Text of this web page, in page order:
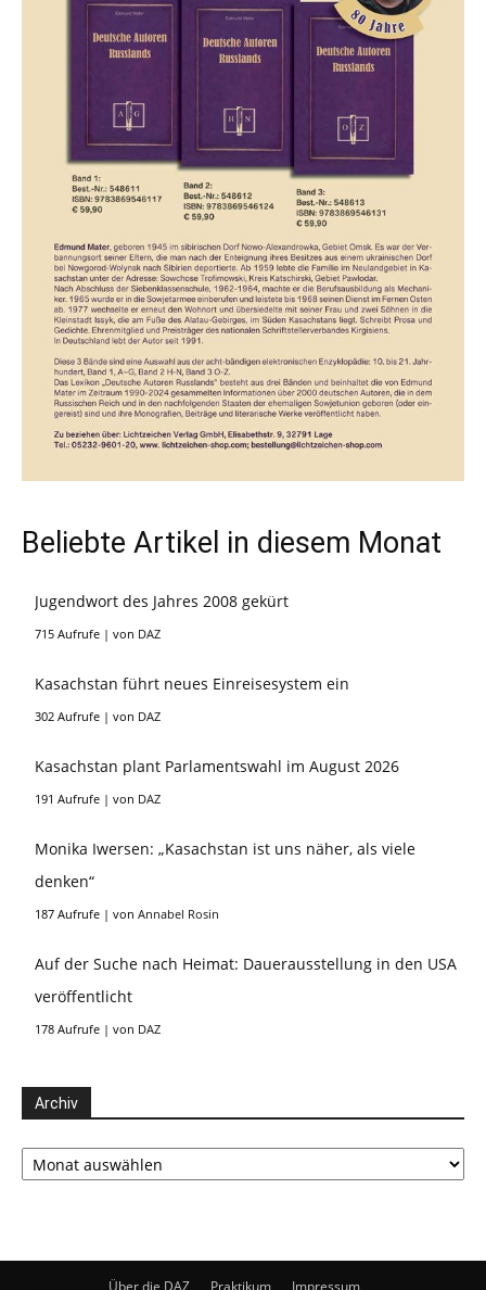
Beliebte Artikel in diesem Monat
Jugendwort des Jahres 2008 gekürt
715 Aufrufe | von DAZ
Kasachstan führt neues Einreisesystem ein
302 Aufrufe | von DAZ
Kasachstan plant Parlamentswahl im August 2026
191 Aufrufe | von DAZ
Monika Iwersen: „Kasachstan ist uns näher, als viele
denken“
187 Aufrufe | von Annabel Rosin
Auf der Suche nach Heimat: Dauerausstellung in den USA
veröffentlicht
178 Aufrufe | von DAZ
Archiv
Archiv